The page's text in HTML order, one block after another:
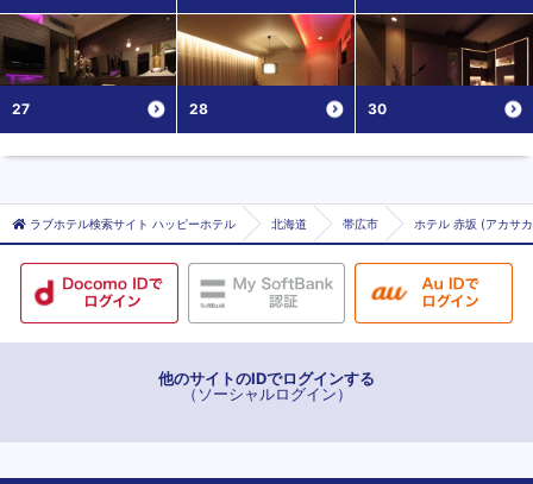
27 28 30
ラブホテル検索サイト ハッピーホテル 北海道 帯広市 ホテル 赤坂 (アカサ
他のサイトのIDでログインする
（ソーシャルログイン）